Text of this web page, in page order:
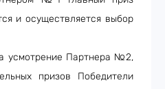
и осуществляется выбор
усмотрение Партнера №2,
призов Победители